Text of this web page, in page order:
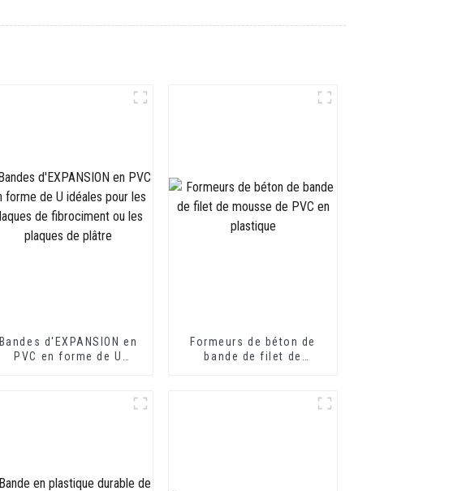
Bandes d'EXPANSION en
PVC en forme de U
Formeurs de béton de
bande de filet de